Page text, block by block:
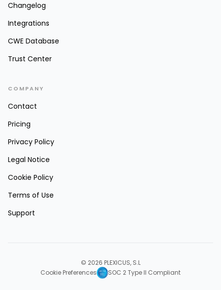
Changelog
Integrations
CWE Database
Trust Center
COMPANY
Contact
Pricing
Privacy Policy
Legal Notice
Cookie Policy
Terms of Use
Support
© 2026 PLEXICUS, S.L
Cookie Preferences
SOC 2 Type II Compliant